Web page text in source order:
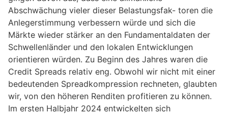
Abschwächung vieler dieser Belastungsfak- toren die
Anlegerstimmung verbessern würde und sich die
Märkte wieder stärker an den Fundamentaldaten der
Schwellenländer und den lokalen Entwicklungen
orientieren würden. Zu Beginn des Jahres waren die
Credit Spreads relativ eng. Obwohl wir nicht mit einer
bedeutenden Spreadkompression rechneten, glaubten
wir, von den höheren Renditen profitieren zu können.
Im ersten Halbjahr 2024 entwickelten sich